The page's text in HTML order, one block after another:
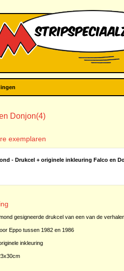
Donjon(4)
exemplaren
- Drukcel + originele inkleuring Falco en
gesigneerde drukcel van een van de
Eppo tussen 1982 en 1986
inkleuring